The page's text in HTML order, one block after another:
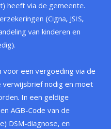
heeft via de gemeente.
(Cigna, JSIS,
van kinderen en
voor een vergoeding via de
verwijsbrief nodig en moet
In een geldige
AGB-Code van de
DSM-diagnose, en